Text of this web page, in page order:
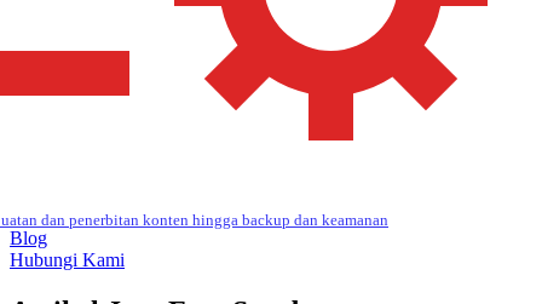
dan penerbitan konten hingga backup dan keamanan
Blog
Hubungi Kami